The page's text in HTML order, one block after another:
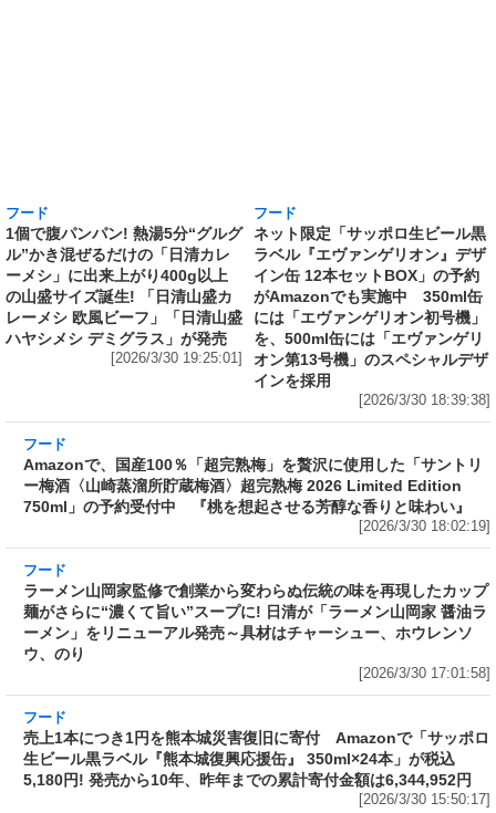
の山盛サイズ誕生! 「日清山盛カ
レーメシ 欧風ビーフ」「日清山盛
ハヤシメシ デミグラス」が発売
[2026/3/30 19:25:01]
がAmazonでも実施中 350ml缶
には「エヴァンゲリオン初号機」
を、500ml缶には「エヴァンゲリ
オン第13号機」のスペシャルデザ
インを採用
[2026/3/30 18:39:38]
Amazonで、国産100％「超完熟梅」を贅沢に使用した「サントリ
ー梅酒〈山崎蒸溜所貯蔵梅酒〉超完熟梅 2026 Limited Edition
750ml」の予約受付中 『桃を想起させる芳醇な香りと味わい』
フード
ラーメン山岡家監修で創業から変わらぬ伝統の味を再現したカップ
麺がさらに“濃くて旨い”スープに! 日清が「ラーメン山岡家 醤油ラ
ーメン」をリニューアル発売～具材はチャーシュー、ホウレンソ
ウ、のり
[2026/3/30 17:01:58]
フード
売上1本につき1円を熊本城災害復旧に寄付 Amazonで「サッポロ
生ビール黒ラベル『熊本城復興応援缶』 350ml×24本」が税込
5,180円! 発売から10年、昨年までの累計寄付金額は6,344,952円
フード フード
自慢のそばが食べ放題! 和食麺処